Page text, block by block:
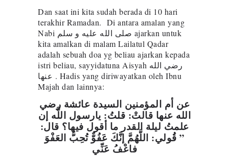
Dan saat ini kita sudah berada di 10 hari
terakhir Ramadan. Di antara amalan yang
Nabi صلى الله عليه و سلم ajarkan untuk
kita amalkan di malam Lailatul Qadar
adalah sebuah doa yg beliau ajarkan kepada
istri beliau, sayyidatuna Aisyah رضي الله
عنها . Hadis yang diriwayatkan oleh Ibnu
Majah dan lainnya:
عن أم المؤمنين السيدة عائشة رضي
الله عنها قالتْ: قلتُ: يارسول اللَّه إن
علمتُ ليلة القدر ما أقول فيها؟ قال:
” قُولي: اللَّهُمَّ إنَّكَ عَفُوٌّ تُحِبُّ العَفْوَ
فاعْفُ عَنِّي